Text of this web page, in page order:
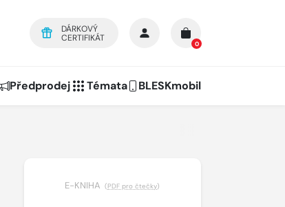
DÁRKOVÝ
CERTIFIKÁT
0
Předprodej Témata BLESKmobil
E-KNIHA (PDF pro čtečky)